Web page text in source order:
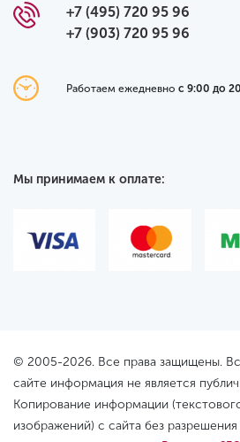
+7 (495) 720 95 96
+7 (903) 720 95 96
Работаем ежедневно с 9:00 до
Мы принимаем к оплате:
© 2005-2026. Все права защищены.
сайте информация не является
Копирование информации
изображений) с сайта без